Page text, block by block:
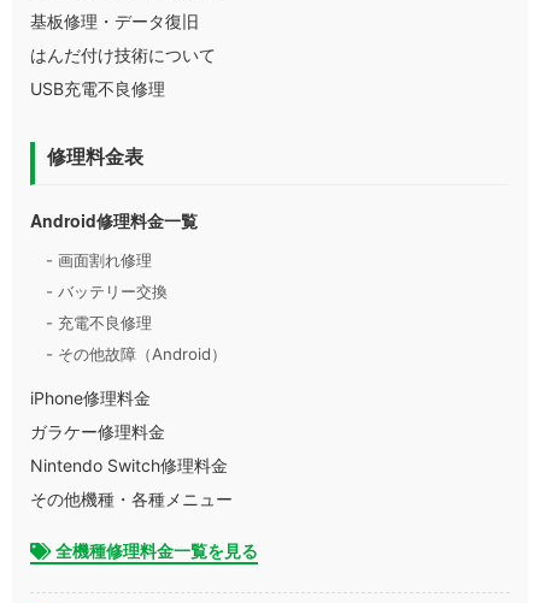
基板修理・データ復旧
はんだ付け技術について
USB充電不良修理
修理料金表
Android修理料金一覧
- 画面割れ修理
- バッテリー交換
- 充電不良修理
- その他故障（Android）
iPhone修理料金
ガラケー修理料金
Nintendo Switch修理料金
その他機種・各種メニュー
全機種修理料金一覧を見る